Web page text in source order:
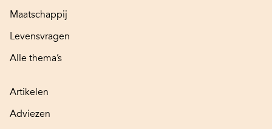
Maatschappij
Levensvragen
Alle thema’s
Artikelen
Adviezen